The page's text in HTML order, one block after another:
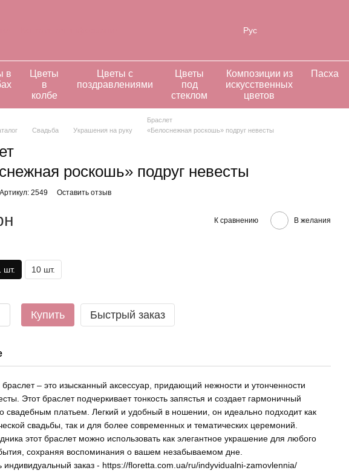
Рус
в
Цветы
в
колбе
Цветы с
поздравлениями
Цветы
под
стеклом
Композиции из
искусственных
цветов
Пасха
Свадьба Украшения на руку
Браслет
«Белоснежная роскошь» подруг невесты
роскошь» подруг невесты
Артикул: 2549 Оставить отзыв
К сравнению В желания
шт. 10 шт.
Купить Быстрый заказ
– это изысканный аксессуар, придающий нежности и утонченности
Этот браслет подчеркивает тонкость запястья и создает гармоничный
свадебным платьем. Легкий и удобный в ношении, он идеально подходит как
свадьбы, так и для более современных и тематических церемоний.
этот браслет можно использовать как элегантное украшение для любого
сохраняя воспоминания о вашем незабываемом дне.
индивидуальный заказ - https://floretta.com.ua/ru/indyvidualni-zamovlennia/